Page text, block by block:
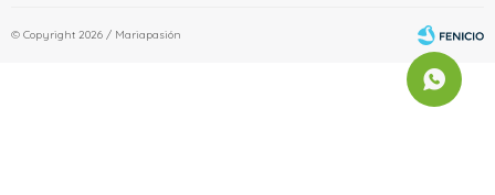
© Copyright 2026 / Mariapasión